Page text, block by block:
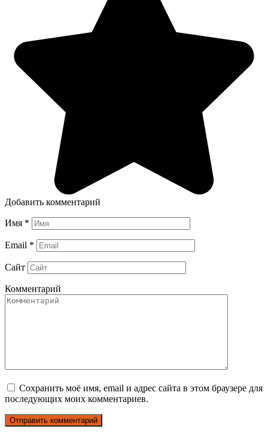
Добавить комментарий
Имя *
Email *
Сайт
Комментарий
Сохранить моё имя, email и адрес сайта в этом браузере для
последующих моих комментариев.